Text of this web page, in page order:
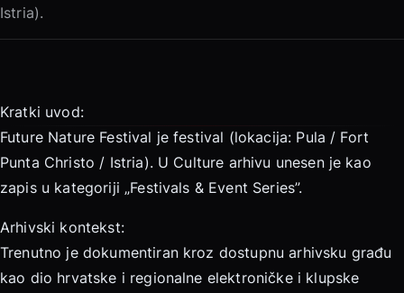
Istria).
Kratki uvod:
Future Nature Festival je festival (lokacija: Pula / Fort
Punta Christo / Istria). U Culture arhivu unesen je kao
zapis u kategoriji „Festivals & Event Series”.
Arhivski kontekst:
Trenutno je dokumentiran kroz dostupnu arhivsku građu
kao dio hrvatske i regionalne elektroničke i klupske